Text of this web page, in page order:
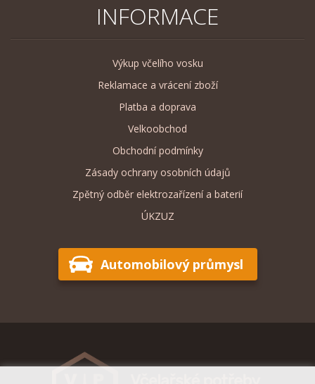
INFORMACE
Výkup včelího vosku
Reklamace a vrácení zboží
Platba a doprava
Velkoobchod
Obchodní podmínky
Zásady ochrany osobních údajů
Zpětný odběr elektrozařízení a baterií
ÚKZUZ
Automobilový průmysl